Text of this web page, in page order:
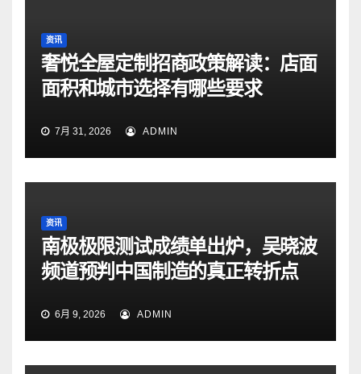
资讯
奢悦全屋定制招商政策解读：店面
面积和城市选择有哪些要求
7月 31, 2026 ADMIN
资讯
南极极限测试成绩单出炉，吴晓波
频道预判中国制造的真正转折点
6月 9, 2026 ADMIN